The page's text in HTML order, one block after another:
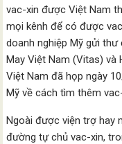
vac-xin được Việt Nam
mọi kênh để có được
doanh nghiệp Mỹ gửi
May Việt Nam (Vitas) và
Việt Nam đã họp ngày
Mỹ về cách tìm thêm
Ngoài được viện trợ hay
đường tự chủ vac-xin,